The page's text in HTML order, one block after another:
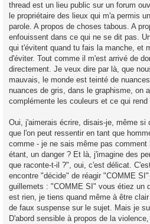
n
l
u
thread est un lieu public sur un forum
le propriétaire des lieux qui m'a permis
parole. A propos de choses tabous. A
enfouissent dans ce qui ne se dit pas.
qui t'évitent quand tu fais la manche, et
d'éviter. Tout comme il m'est arrivé de
directement. Je veux dire par là, que
mauvais, le monde est teinté de
nuances de gris, dans le graphisme, on
complémente les couleurs et ce qui
Oui, j'aimerais écrire, disais-je, même
que l'on peut ressentir en tant que
comme - je ne sais même pas
étant, un danger ? Et là, j'imagine des
que raconte-t-il ?", oui, c'est délicat.
encontre "décide" de réagir "COMME
guillemets : "COMME SI" vous étiez un
est rien, je tiens quand même à être
de faux suspense sur le sujet. Mais je
D'abord sensible à propos de la